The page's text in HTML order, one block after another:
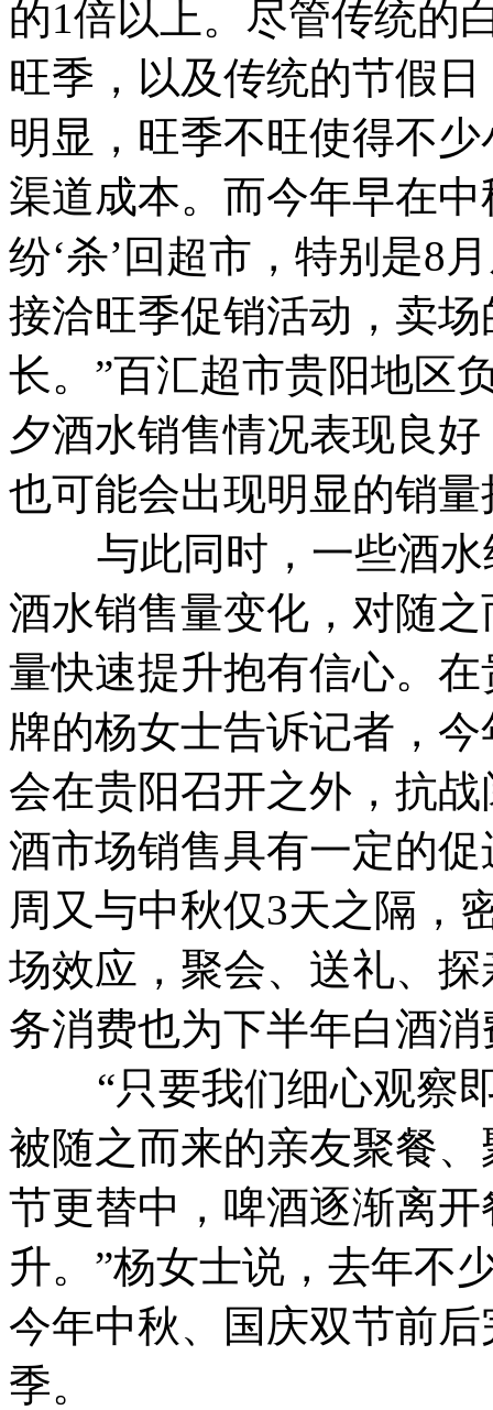
的1倍以上。尽管传统的
旺季，以及传统的节假
明显，旺季不旺使得不
渠道成本。而今年早在
纷‘杀’回超市，特别是8
接洽旺季促销活动，卖
长。”百汇超市贵阳地区
夕酒水销售情况表现良
也可能会出现明显的销量
与此同时，一些酒水
酒水销售量变化，对随
量快速提升抱有信心。
牌的杨女士告诉记者，
会在贵阳召开之外，抗
酒市场销售具有一定的
周又与中秋仅3天之隔，
场效应，聚会、送礼、
务消费也为下半年白酒
“只要我们细心观察即
被随之而来的亲友聚餐
节更替中，啤酒逐渐离
升。”杨女士说，去年不
今年中秋、国庆双节前
季。